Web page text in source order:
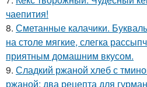
чаепития!
8. Сметанные калачики.
на столе мягкие, слегка
приятным домашним вкусом.
9. Сладкий ржаной хлеб с
ржаной: два рецепта для